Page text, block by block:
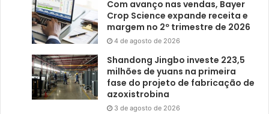
Com avanço nas vendas, Bayer
Crop Science expande receita e
margem no 2º trimestre de 2026
4 de agosto de 2026
Shandong Jingbo investe 223,5
milhões de yuans na primeira
fase do projeto de fabricação de
azoxistrobina
3 de agosto de 2026